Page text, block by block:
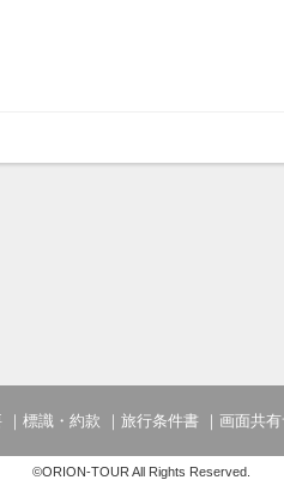
標識・約款 旅行条件書 画面共有
©ORION-TOUR All Rights Reserved.